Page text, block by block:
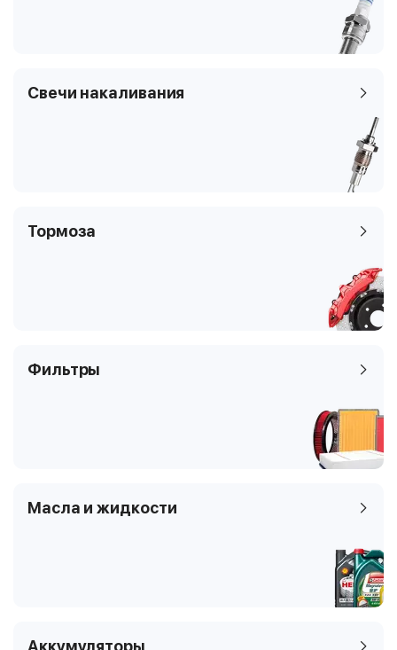
Свечи накаливания
Тормоза
Фильтры
Масла и жидкости
Аккумуляторы